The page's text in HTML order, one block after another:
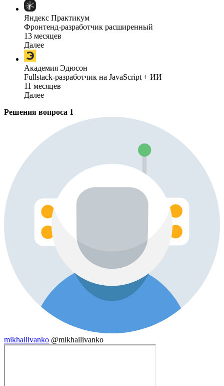
Яндекс Практикум
Фронтенд-разработчик расширенный
13 месяцев
Далее
Академия Эдюсон
Fullstack-разработчик на JavaScript + ИИ
11 месяцев
Далее
Решения вопроса 1
mikhailivanko @mikhailivanko